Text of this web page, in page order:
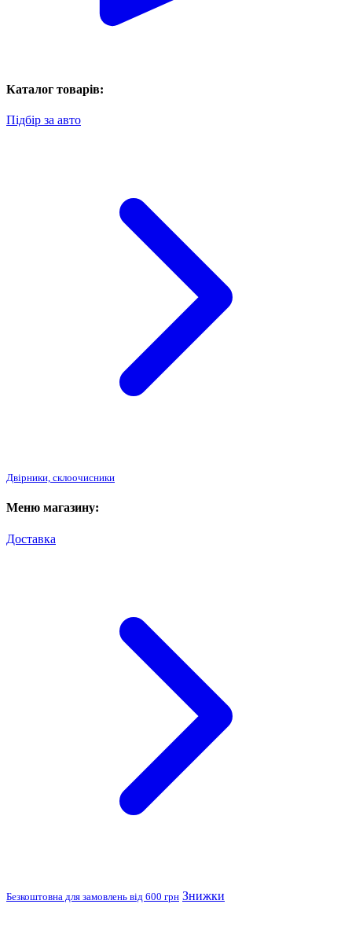
Каталог товарів:
Підбір за авто
Двірники, склоочисники
Меню магазину:
Доставка
Безкоштовна для замовлень від 600 грн Знижки